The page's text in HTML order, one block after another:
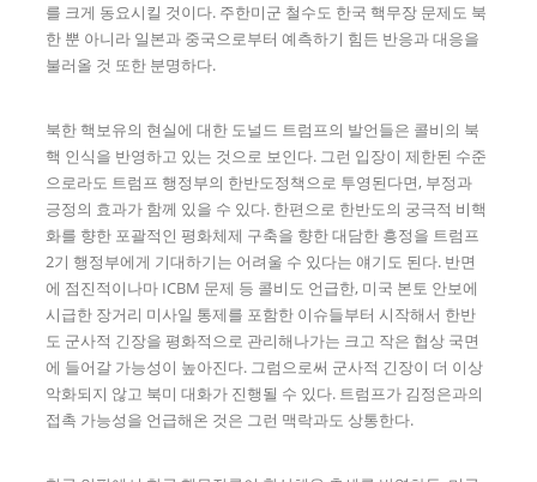
를 크게 동요시킬 것이다. 주한미군 철수도 한국 핵무장 문제도 북
한 뿐 아니라 일본과 중국으로부터 예측하기 힘든 반응과 대응을
불러올 것 또한 분명하다.
북한 핵보유의 현실에 대한 도널드 트럼프의 발언들은 콜비의 북
핵 인식을 반영하고 있는 것으로 보인다. 그런 입장이 제한된 수준
으로라도 트럼프 행정부의 한반도정책으로 투영된다면, 부정과
긍정의 효과가 함께 있을 수 있다. 한편으로 한반도의 궁극적 비핵
화를 향한 포괄적인 평화체제 구축을 향한 대담한 흥정을 트럼프
2기 행정부에게 기대하기는 어려울 수 있다는 얘기도 된다. 반면
에 점진적이나마 ICBM 문제 등 콜비도 언급한, 미국 본토 안보에
시급한 장거리 미사일 통제를 포함한 이슈들부터 시작해서 한반
도 군사적 긴장을 평화적으로 관리해나가는 크고 작은 협상 국면
에 들어갈 가능성이 높아진다. 그럼으로써 군사적 긴장이 더 이상
악화되지 않고 북미 대화가 진행될 수 있다. 트럼프가 김정은과의
접촉 가능성을 언급해온 것은 그런 맥락과도 상통한다.